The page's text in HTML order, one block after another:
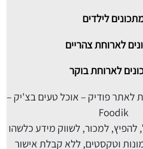
לילדים
לארוחת צהריים
לארוחת בוקר
לאתר פודיק – אוכל טעים בצ'יק –
Foodik
להפיץ, למכור, לשווק מידע כלשהו
וטקסטים, ללא קבלת אישור